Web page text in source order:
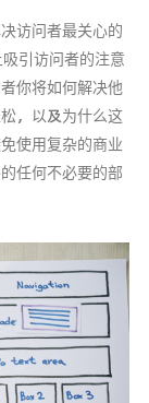
访问者最关心的
引访问者的注意
你将如何解决他
，以及为什么这
使用复杂的商业
任何不必要的部